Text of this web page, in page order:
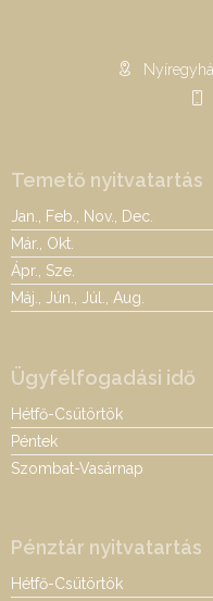
Temető nyitvatartás
Jan., Feb., Nov., Dec.
Már., Okt.
Ápr., Sze.
Máj., Jún., Júl., Aug.
Ügyfélfogadási idő
Hétfő-Csütörtök
Péntek
Szombat-Vasárnap
Pénztár nyitvatartás
Hétfő-Csütörtök